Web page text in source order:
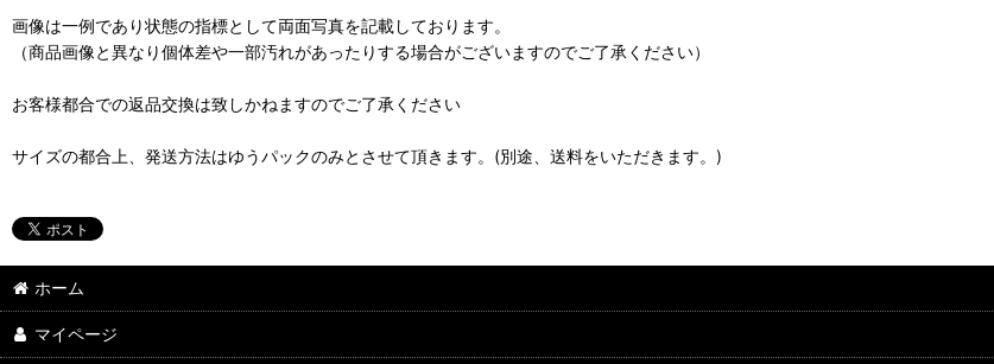
画像は一例であり状態の指標として両面写真を記載しております。
（商品画像と異なり個体差や一部汚れがあったりする場合がございますのでご了承ください）
お客様都合での返品交換は致しかねますのでご了承ください
サイズの都合上、発送方法はゆうパックのみとさせて頂きます。(別途、送料をいただきます。)
ホーム
マイページ